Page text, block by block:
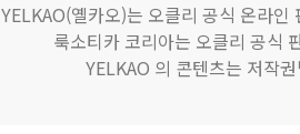
YELKAO(옐카오)는 오클리 공식 온라
룩소티카 코리아는 오클리 공식
YELKAO 의 콘텐츠는 저작